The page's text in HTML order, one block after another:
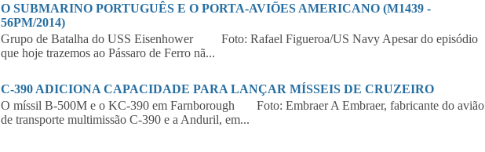
O SUBMARINO PORTUGUÊS E O PORTA-AVIÕES AMERICANO (M1439 -
56PM/2014)
Grupo de Batalha do USS Eisenhower Foto: Rafael Figueroa/US Navy Apesar do episódio
que hoje trazemos ao Pássaro de Ferro nã...
C-390 ADICIONA CAPACIDADE PARA LANÇAR MÍSSEIS DE CRUZEIRO
O míssil B-500M e o KC-390 em Farnborough Foto: Embraer A Embraer, fabricante do avião
de transporte multimissão C-390 e a Anduril, em...